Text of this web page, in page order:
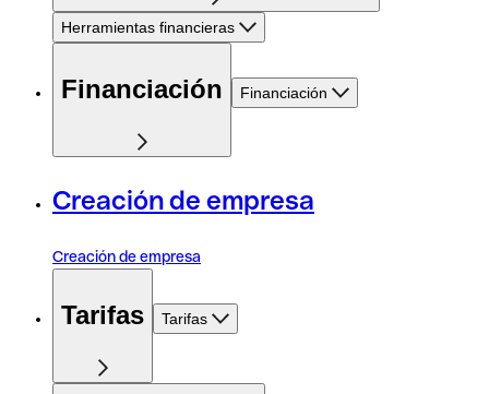
Herramientas financieras
Financiación Financiación
Creación de empresa
Creación de empresa
Tarifas Tarifas